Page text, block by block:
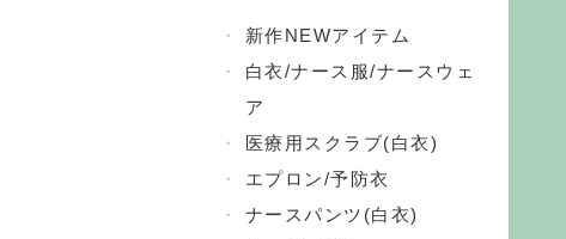
・
新作NEWアイテム
・
白衣/ナース服/ナースウェ
ア
・
医療用スクラブ(白衣)
・
エプロン/予防衣
・
ナースパンツ(白衣)